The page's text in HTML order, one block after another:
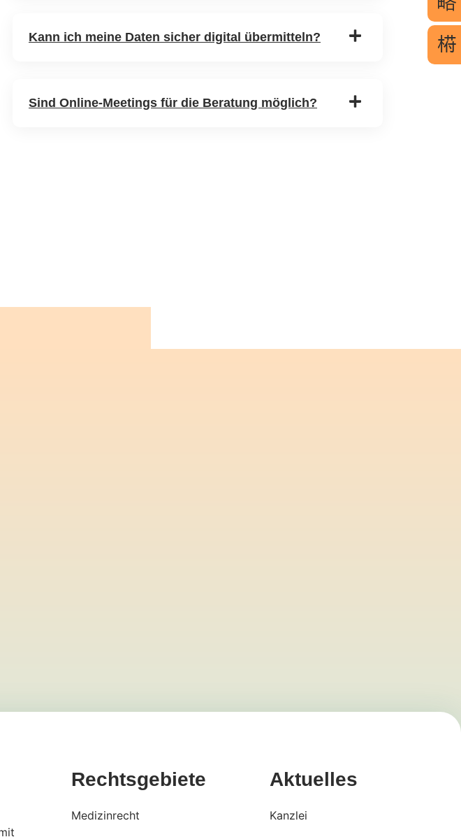
Kann ich meine Daten sicher digital übermitteln?
Sind Online-Meetings für die Beratung möglich?
Rechtsgebiete
Medizinrecht
Aktuelles
Kanzlei